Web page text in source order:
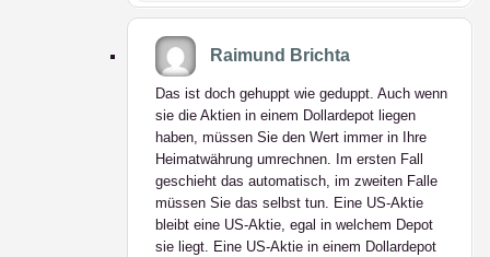
Raimund Brichta
Das ist doch gehuppt wie geduppt. Auch wenn
sie die Aktien in einem Dollardepot liegen
haben, müssen Sie den Wert immer in Ihre
Heimatwährung umrechnen. Im ersten Fall
geschieht das automatisch, im zweiten Falle
müssen Sie das selbst tun. Eine US-Aktie
bleibt eine US-Aktie, egal in welchem Depot
sie liegt. Eine US-Aktie in einem Dollardepot